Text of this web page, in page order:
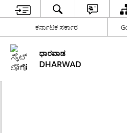
ಕರ್ನಾಟಕ ಸರ್ಕಾರ
ಧಾರವಾಡ
DHARWAD